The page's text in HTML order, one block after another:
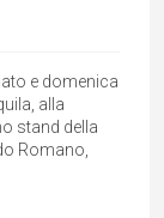
e domenica
alla
stand della
Romano,